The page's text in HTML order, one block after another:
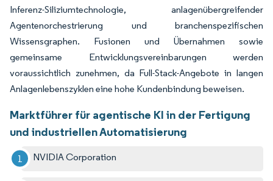
Inferenz-Siliziumtechnologie, anlagenübergreifender
Agentenorchestrierung und branchenspezifischen
Wissensgraphen. Fusionen und Übernahmen sowie
gemeinsame Entwicklungsvereinbarungen werden
voraussichtlich zunehmen, da Full-Stack-Angebote in langen
Anlagenlebenszyklen eine hohe Kundenbindung beweisen.
Marktführer für agentische KI in der Fertigung
und industriellen Automatisierung
NVIDIA Corporation